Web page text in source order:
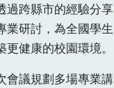
過跨縣市的經驗分享
業研討，為全國學生
更健康的校園環境。
會議規劃多場專業講